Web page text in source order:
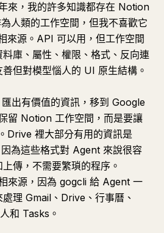
來，我的許多知識都存在 Notion
人類的工作空間，但我不喜歡它
來源。API 可以用，但工作空間
庫、屬性、權限、格式、反向連
但對模型惱人的 UI 原生結構。
出有價值的資訊，移到 Google
留 Notion 工作空間，而是要讓
Drive 裡大部分有用的資訊是
為這些格式對 Agent 來說很容
傳，不需要繁瑣的程序。
來源，因為 gogcli 給 Agent 一
理 Gmail、Drive、行事曆、
和 Tasks。